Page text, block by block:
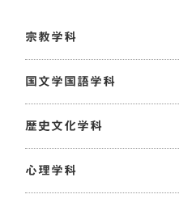
宗教学科
国文学国語学科
歴史文化学科
心理学科